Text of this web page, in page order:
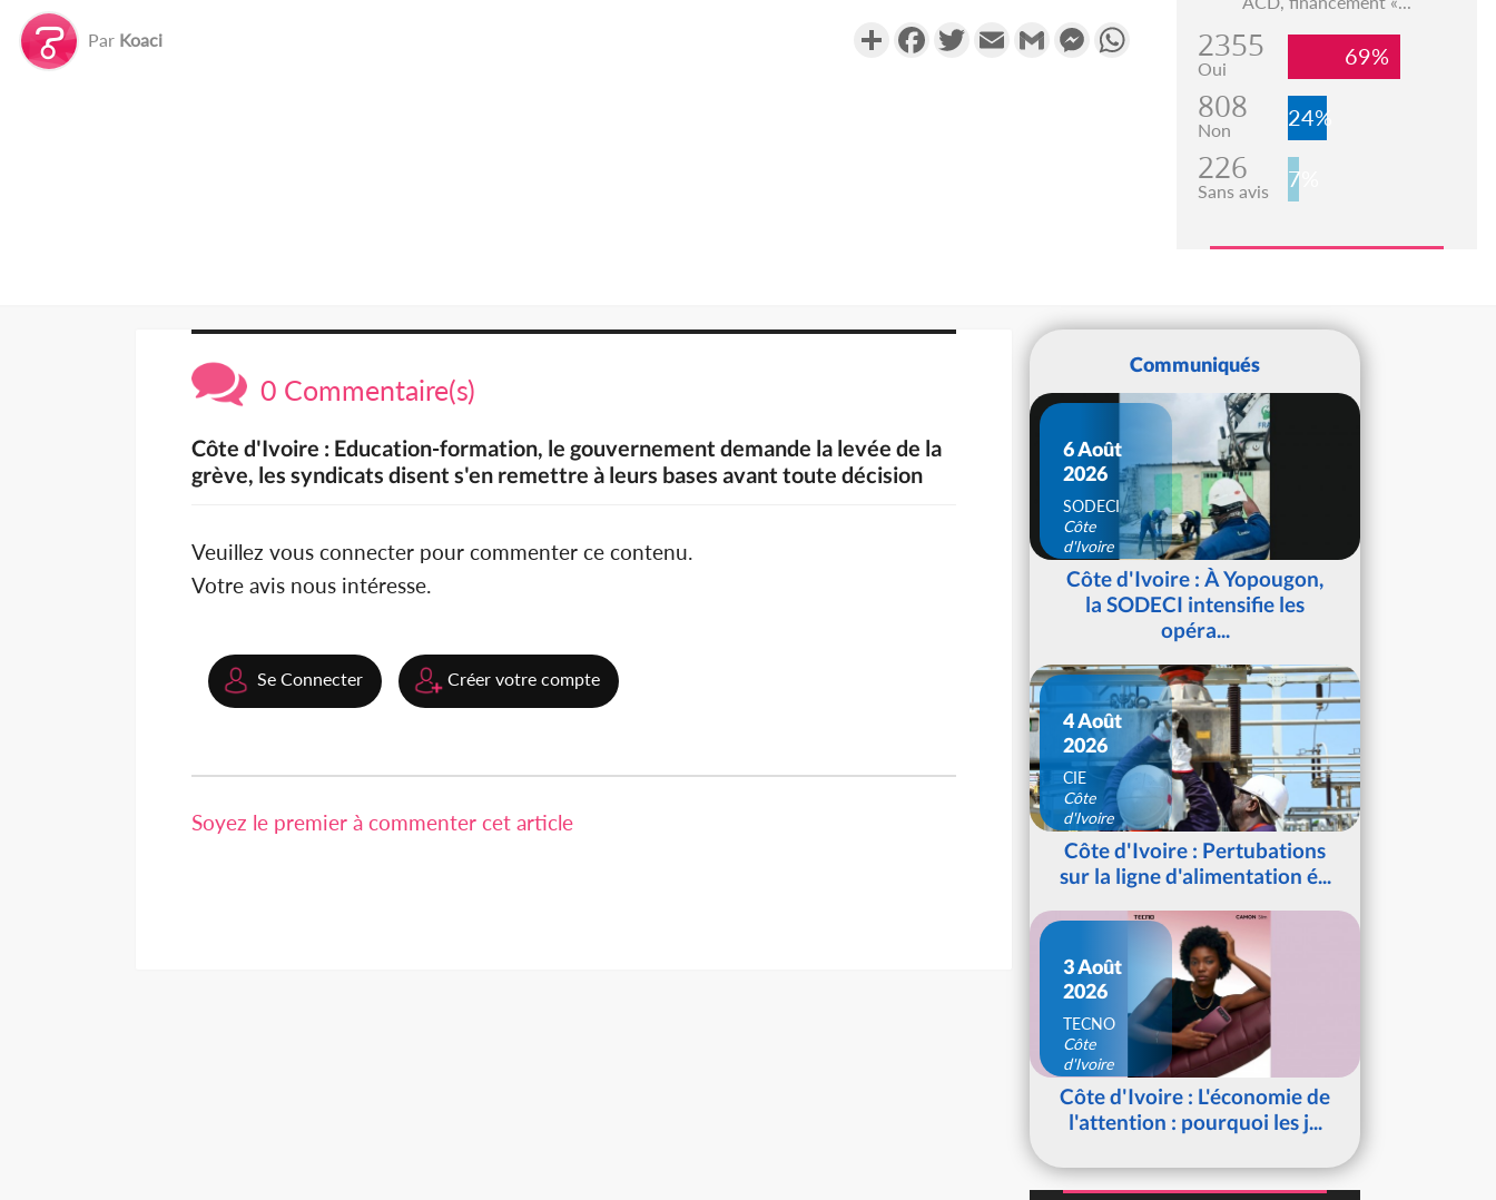
Par Koaci PartagerFacebookTwitterEmail Gmail MessengerWhatsApp2355
Oui 69%
808
Non 24%
226
Sans avis 7%
0 Commentaire(s)
Côte d'Ivoire : Education-formation, le gouvernement demande la levée de la
grève, les syndicats disent s'en remettre à leurs bases avant toute décision
Veuillez vous connecter pour commenter ce contenu.
Votre avis nous intéresse.
Se Connecter Créer votre compte
Soyez le premier à commenter cet article
Communiqués
6 Août
2026
SODECI
Côte
d'Ivoire
Côte d'Ivoire : À Yopougon,
la SODECI intensifie les
opéra...
4 Août
2026
CIE
Côte
d'Ivoire
Côte d'Ivoire : Pertubations
sur la ligne d'alimentation é...
3 Août
2026
TECNO
Côte
d'Ivoire
Côte d'Ivoire : L'économie de
l'attention : pourquoi les j...